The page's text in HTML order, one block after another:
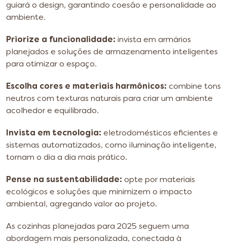
guiará o design, garantindo coesão e personalidade ao
ambiente.
Priorize a funcionalidade: invista em armários
planejados e soluções de armazenamento inteligentes
para otimizar o espaço.
Escolha cores e materiais harmônicos: combine tons
neutros com texturas naturais para criar um ambiente
acolhedor e equilibrado.
Invista em tecnologia: eletrodomésticos eficientes e
sistemas automatizados, como iluminação inteligente,
tornam o dia a dia mais prático.
Pense na sustentabilidade: opte por materiais
ecológicos e soluções que minimizem o impacto
ambiental, agregando valor ao projeto.
As cozinhas planejadas para 2025 seguem uma
abordagem mais personalizada, conectada à